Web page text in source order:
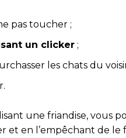
pas toucher ;
un clicker ;
les chats du
une friandise, vous
et en l’empêchant de le